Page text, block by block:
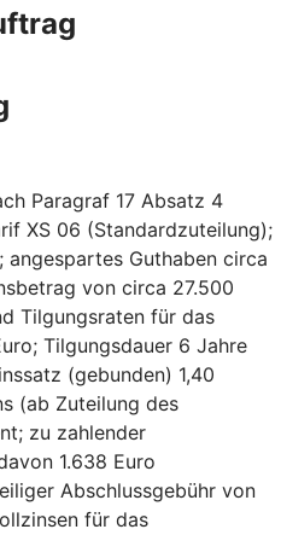
Paragraf 17 Absatz 4
XS 06 (Standardzuteilung);
angespartes Guthaben circa
von circa 27.500
Tilgungsraten für das
Tilgungsdauer 6 Jahre
(gebunden) 1,40
(ab Zuteilung des
zu zahlender
1.638 Euro
Abschlussgebühr von
für das